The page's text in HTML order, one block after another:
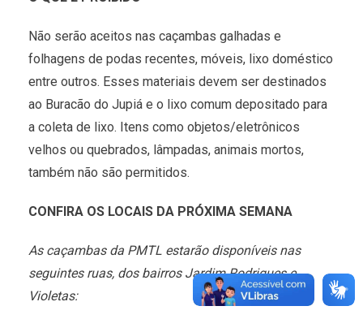
Não serão aceitos nas caçambas galhadas e
folhagens de podas recentes, móveis, lixo doméstico
entre outros. Esses materiais devem ser destinados
ao Buracão do Jupiá e o lixo comum depositado para
a coleta de lixo. Itens como objetos/eletrônicos
velhos ou quebrados, lâmpadas, animais mortos,
também não são permitidos.
CONFIRA OS LOCAIS DA PRÓXIMA SEMANA
As caçambas da PMTL estarão disponíveis nas
seguintes ruas, dos bairros Jardim Rodrigues e
Violetas: